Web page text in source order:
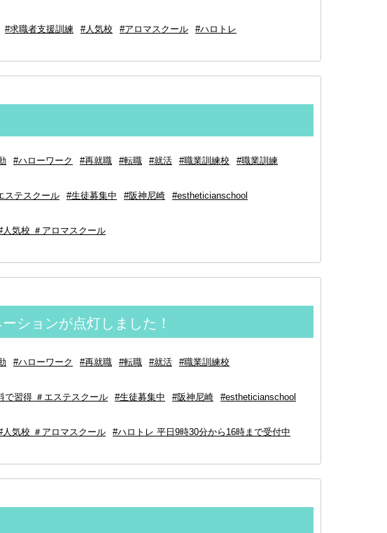
#求職者支援訓練 #人気校 #アロマスクール #ハロトレ⁡
#ハローワーク #再就職 #転職 #就活 #職業訓練校 #職業訓練
ステスクール #生徒募集中 #阪神尼崎 #estheticianschool
人気校 ＃アロマスクール
ションが点灯しました！
#ハローワーク #再就職 #転職 #就活 #職業訓練校
で習得 ＃エステスクール #生徒募集中 #阪神尼崎 #estheticianschool
人気校 ＃アロマスクール #ハロトレ 平日9時30分から16時まで受付中